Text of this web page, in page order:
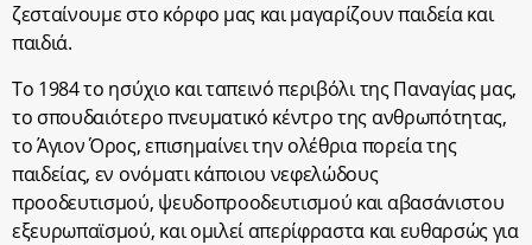
ζεσταίνουμε στο κόρφο μας και μαγαρίζουν παιδεία και
παιδιά.
Το 1984 το ησύχιο και ταπεινό περιβόλι της Παναγίας μας,
το σπουδαιότερο πνευματικό κέντρο της ανθρωπότητας,
το Άγιον Όρος, επισημαίνει την ολέθρια πορεία της
παιδείας, εν ονόματι κάποιου νεφελώδους
προοδευτισμού, ψευδοπροοδευτισμού και αβασάνιστου
εξευρωπαϊσμού, και ομιλεί απερίφραστα και ευθαρσώς για